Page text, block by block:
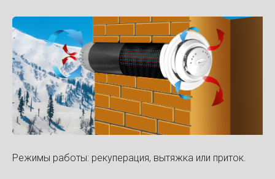
Режимы работы: рекуперация, вытяжка или приток.